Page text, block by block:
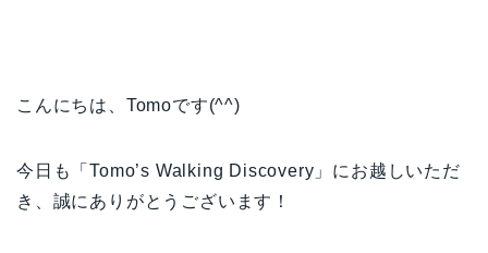
こんにちは、Tomoです(^^)
今日も「Tomo’s Walking Discovery」にお越しいただ
き、誠にありがとうございます！